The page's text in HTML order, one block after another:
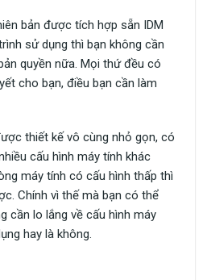
bản được tích hợp sẵn IDM
sử dụng thì bạn không cần
quyền nữa. Mọi thứ đều có
cho bạn, điều bạn cần làm
thiết kế vô cùng nhỏ gọn, có
cấu hình máy tính khác
máy tính có cấu hình thấp thì
Chính vì thế mà bạn có thể
cần lo lắng về cấu hình máy
hay là không.